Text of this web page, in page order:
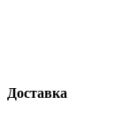
Доставка